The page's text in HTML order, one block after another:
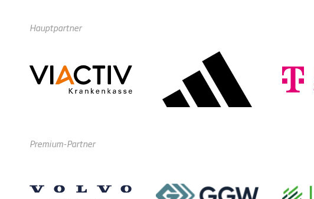
Hauptpartner
Premium-Partner